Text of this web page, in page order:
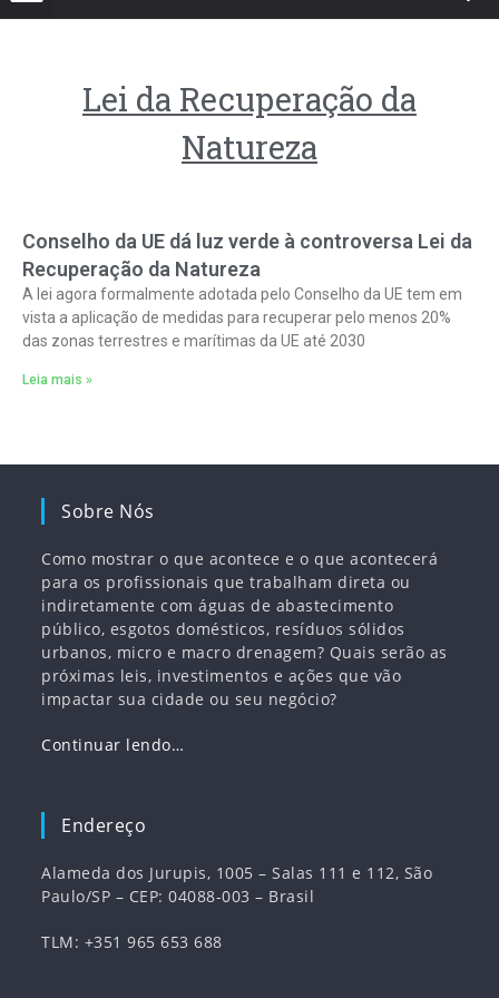
Lei da Recuperação da
Natureza
Conselho da UE dá luz verde à controversa Lei da
Recuperação da Natureza
A lei agora formalmente adotada pelo Conselho da UE tem em
vista a aplicação de medidas para recuperar pelo menos 20%
das zonas terrestres e marítimas da UE até 2030
Leia mais »
Sobre Nós
Como mostrar o que acontece e o que acontecerá
para os profissionais que trabalham direta ou
indiretamente com águas de abastecimento
público, esgotos domésticos, resíduos sólidos
urbanos, micro e macro drenagem? Quais serão as
próximas leis, investimentos e ações que vão
impactar sua cidade ou seu negócio?
Continuar lendo…
Endereço
Alameda dos Jurupis, 1005 – Salas 111 e 112, São
Paulo/SP – CEP: 04088-003 – Brasil
TLM: +351 965 653 688